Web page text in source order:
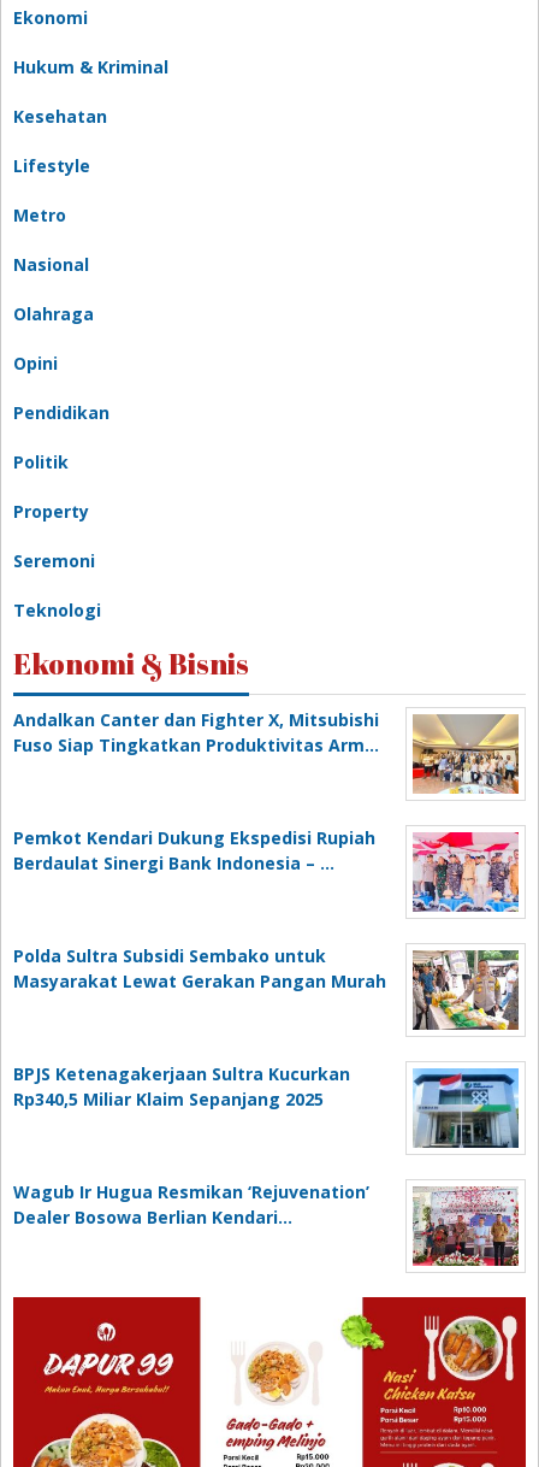
Ekonomi
Hukum & Kriminal
Kesehatan
Lifestyle
Metro
Nasional
Olahraga
Opini
Pendidikan
Politik
Property
Seremoni
Teknologi
Ekonomi & Bisnis
Andalkan Canter dan Fighter X, Mitsubishi
Fuso Siap Tingkatkan Produktivitas Arm…
Pemkot Kendari Dukung Ekspedisi Rupiah
Berdaulat Sinergi Bank Indonesia – …
Polda Sultra Subsidi Sembako untuk
Masyarakat Lewat Gerakan Pangan Murah
BPJS Ketenagakerjaan Sultra Kucurkan
Rp340,5 Miliar Klaim Sepanjang 2025
Wagub Ir Hugua Resmikan ‘Rejuvenation’
Dealer Bosowa Berlian Kendari…